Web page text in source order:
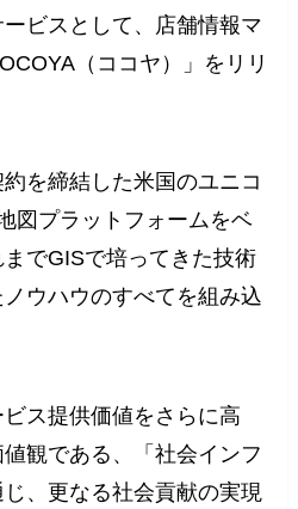
ビスとして、店舗情報マ
（ココヤ）」をリリ
を締結した米国のユニコ
図プラットフォームをベ
でGISで培ってきた技術
ウハウのすべてを組み込
ス提供価値をさらに高
観である、「社会インフ
、更なる社会貢献の実現